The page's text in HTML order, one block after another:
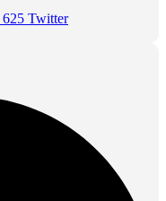
625 Twitter